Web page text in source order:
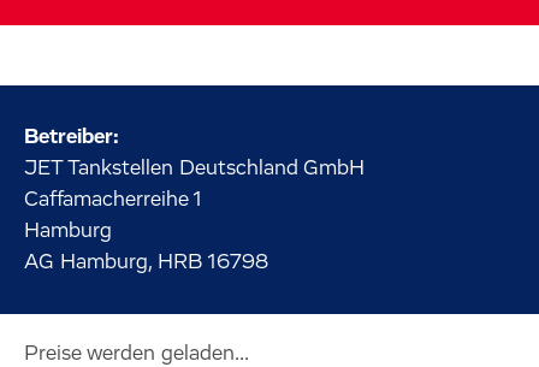
Betreiber:
JET Tankstellen Deutschland GmbH
Caffamacherreihe 1
Hamburg
AG Hamburg, HRB 16798
Preise werden geladen...